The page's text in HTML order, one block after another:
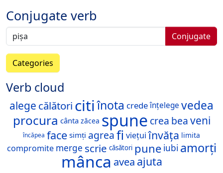
Conjugate verb
Conjugate
Categories
Verb cloud
alege călători citiînota credeînțelege vedea
procura cânta zăcea spune crea beaveni
încăpea face simți agreafi viețui învăța limita
compromite merge scrie căsători pune iubi amorți
mânca avea ajuta